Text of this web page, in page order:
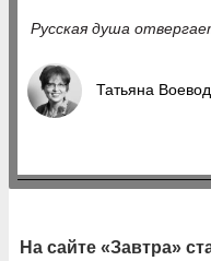
Русская душа
Татьяна
На сайте «Завтра»